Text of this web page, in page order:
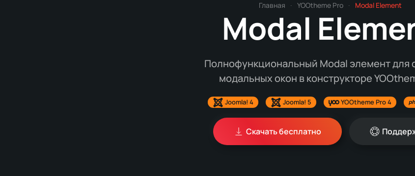
Главная YOOtheme Pro Modal Element
Modal
Полнофункциональный Modal элемент для
модальных окон в конструкторе
Joomla! 4 Joomla! 5 YOOtheme Pro 4
Скачать бесплатно